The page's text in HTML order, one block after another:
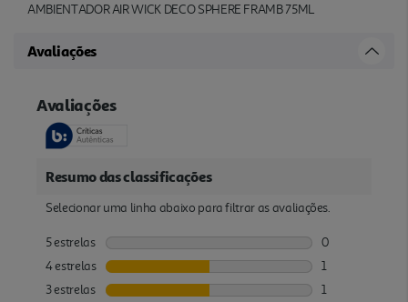
AMBIENTADOR AIR WICK DECO SPHERE FRAMB 75ML
Avaliações